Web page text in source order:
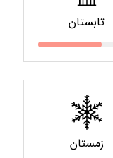
تابستان
زمستان